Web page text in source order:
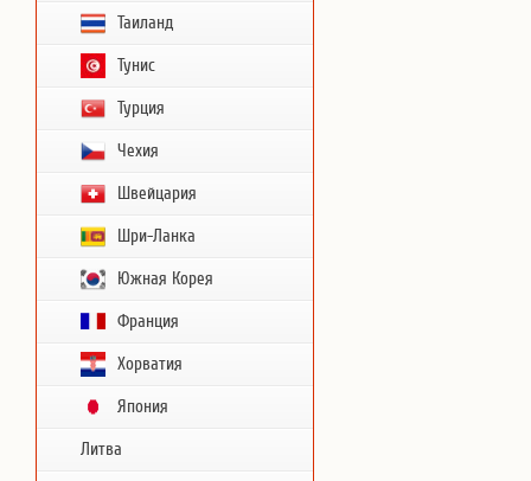
Таиланд
Тунис
Турция
Чехия
Швейцария
Шри-Ланка
Южная Корея
Франция
Хорватия
Япония
Литва